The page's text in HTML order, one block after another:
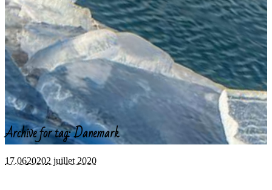
Archive for tag: Danemark
17.0620202 juillet 2020